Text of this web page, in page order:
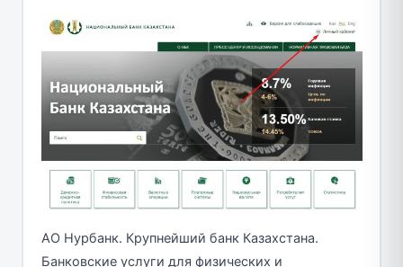
АО Нурбанк. Крупнейший банк Казахстана.
Банковские услуги для физических и